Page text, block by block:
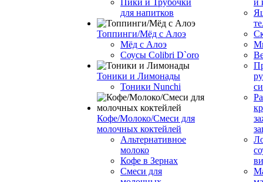
Пики и Трубочки
для напитков
Топпинги/Мёд с Алоэ
Мёд с Алоэ
Соусы Colibri D`oro
Тоники и Лимонады
Тоники Nunchi
Кофе/Молоко/Смеси для
молочных коктейлей
Альтернативное
молоко
Кофе в Зернах
Смеси для
и